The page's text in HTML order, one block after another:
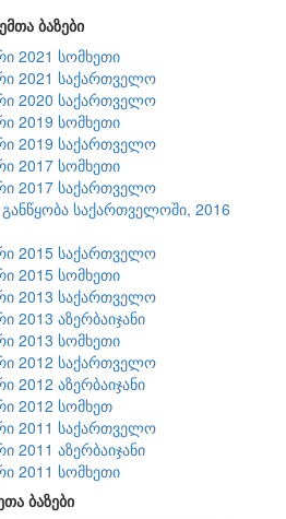
ბაზები
2021 სომხეთი
2021 საქართველო
2020 საქართველო
2019 სომხეთი
2019 საქართველო
2017 სომხეთი
2017 საქართველო
საქართველოში, 2016
2015 საქართველო
2015 სომხეთი
2013 საქართველო
2013 აზერბაიჯანი
2013 სომხეთი
2012 საქართველო
2012 აზერბაიჯანი
2012 სომხეთ
2011 საქართველო
2011 აზერბაიჯანი
2011 სომხეთი
ბაზები